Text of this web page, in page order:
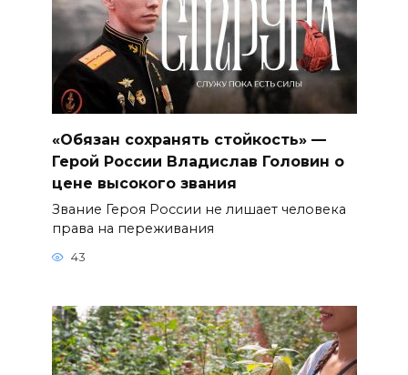
«Обязан сохранять стойкость» —
Герой России Владислав Головин о
цене высокого звания
Звание Героя России не лишает человека
права на переживания
43